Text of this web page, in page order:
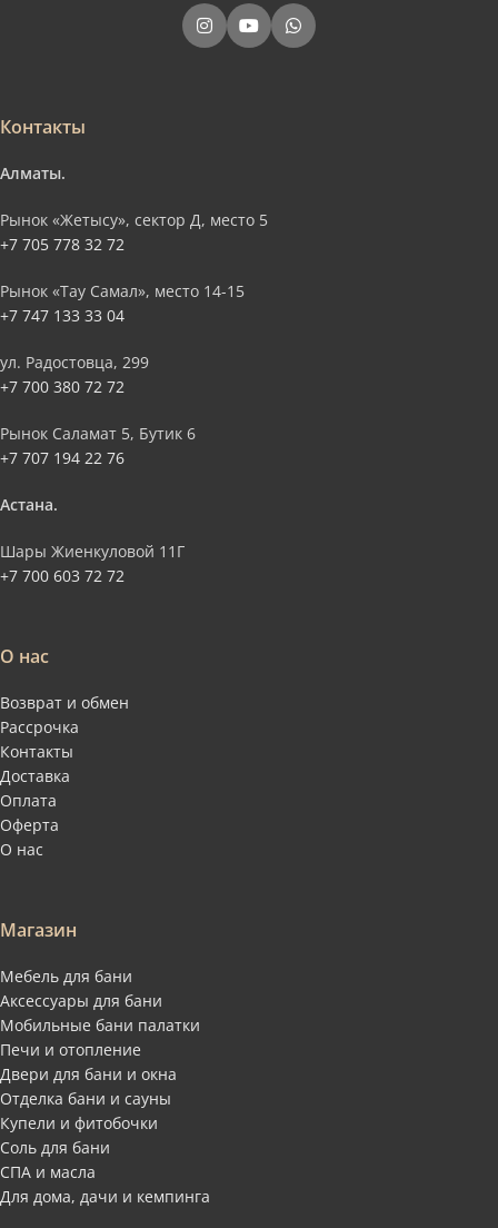
Контакты
Алматы.
Рынок «Жетысу», сектор Д, место 5
+7 705 778 32 72
Рынок «Тау Самал», место 14-15
+7 747 133 33 04
ул. Радостовца, 299
+7 700 380 72 72
Рынок Саламат 5, Бутик 6
+7 707 194 22 76
Астана.
Шары Жиенкуловой 11Г
+7 700 603 72 72
О нас
Возврат и обмен
Рассрочка
Контакты
Доставка
Оплата
Оферта
О нас
Магазин
Мебель для бани
Аксессуары для бани
Мобильные бани палатки
Печи и отопление
Двери для бани и окна
Отделка бани и сауны
Купели и фитобочки
Соль для бани
СПА и масла
Для дома, дачи и кемпинга